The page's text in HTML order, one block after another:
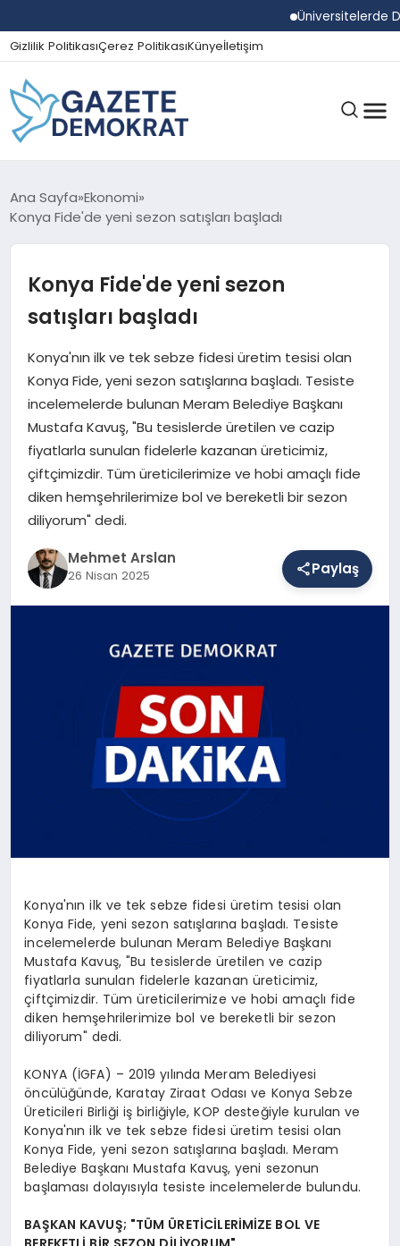
Üniversitelerde
Gizlilik PolitikasıÇerez PolitikasıKünyeİletişim
GÜNDEM
SPOR
MAGAZIN
SAĞLIK
EĞITIM
DÜNYA
Ana Sayfa Ekonomi
Konya Fide'de yeni sezon satışları başladı
Konya Fide'de yeni sezon
satışları başladı
Konya'nın ilk ve tek sebze fidesi üretim tesisi olan
Konya Fide, yeni sezon satışlarına başladı. Tesiste
incelemelerde bulunan Meram Belediye Başkanı
Mustafa Kavuş, "Bu tesislerde üretilen ve cazip
fiyatlarla sunulan fidelerle kazanan üreticimiz,
çiftçimizdir. Tüm üreticilerimize ve hobi amaçlı fide
diken hemşehrilerimize bol ve bereketli bir sezon
diliyorum" dedi.
Mehmet Arslan
26 Nisan 2025 Paylaş
Konya'nın ilk ve tek sebze fidesi üretim tesisi olan
Konya Fide, yeni sezon satışlarına başladı. Tesiste
incelemelerde bulunan Meram Belediye Başkanı
Mustafa Kavuş, "Bu tesislerde üretilen ve cazip
fiyatlarla sunulan fidelerle kazanan üreticimiz,
çiftçimizdir. Tüm üreticilerimize ve hobi amaçlı fide
diken hemşehrilerimize bol ve bereketli bir sezon
diliyorum" dedi.
KONYA (İGFA) – 2019 yılında Meram Belediyesi
öncülüğünde, Karatay Ziraat Odası ve Konya Sebze
Üreticileri Birliği iş birliğiyle, KOP desteğiyle kurulan ve
Konya'nın ilk ve tek sebze fidesi üretim tesisi olan
Konya Fide, yeni sezon satışlarına başladı. Meram
Belediye Başkanı Mustafa Kavuş, yeni sezonun
başlaması dolayısıyla tesiste incelemelerde bulundu.
BAŞKAN KAVUŞ; "TÜM ÜRETİCİLERİMİZE BOL VE